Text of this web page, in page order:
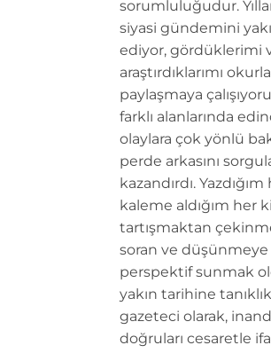
sorumluluğudur.
siyasi gündemini
ediyor, gördüklerimi
araştırdıklarımı
paylaşmaya
farklı alanlarında
olaylara çok yönlü
perde arkasını
kazandırdı.
kaleme aldığım her
tartışmaktan
soran ve
perspektif sunmak
yakın tarihine
gazeteci olarak,
doğruları cesaretle